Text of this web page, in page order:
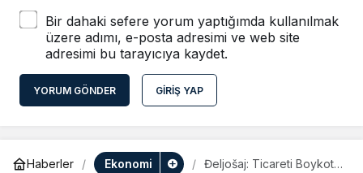
Bir dahaki sefere yorum yaptığımda kullanılmak
üzere adımı, e-posta adresimi ve web site
adresimi bu tarayıcıya kaydet.
YORUM GÖNDER GIRIŞ YAP
Haberler Ekonomi
Đeljošaj: Ticareti Boykot